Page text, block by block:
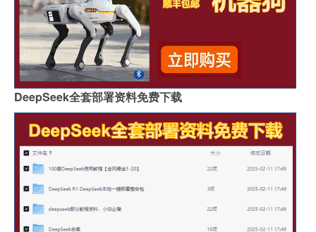
DeepSeek全套部署资料免费下载